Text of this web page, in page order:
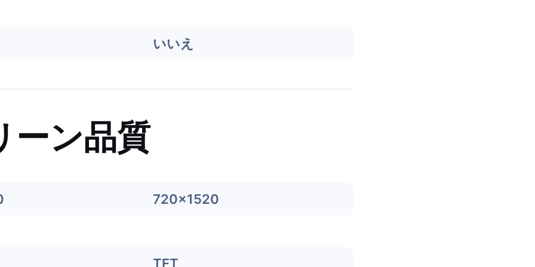
いいえ
ーン品質
720x1520
TFT